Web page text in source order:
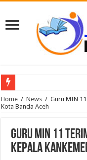
Puluhan Guru Berkumpul di
Home / News / Guru MIN
Kota Banda Aceh
Guru MIN 11
Kepala